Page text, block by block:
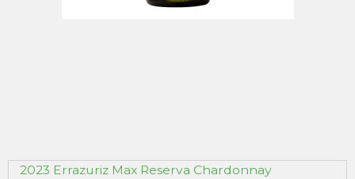
2023 Errazuriz Max Reserva Chardonnay